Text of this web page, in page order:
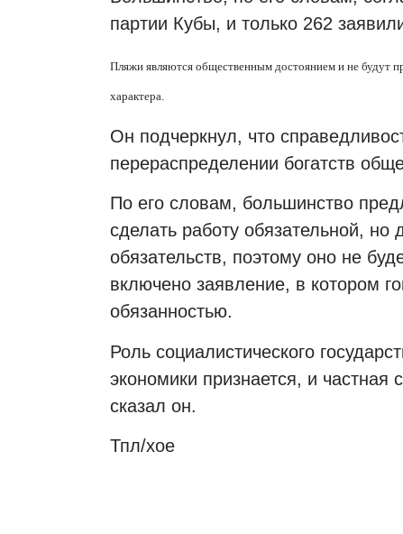
партии Кубы, и только 262
Пляжи являются общественным достоянием и не будут
характера.
Он подчеркнул, что
перераспределении богатств
По его словам, большинство
сделать работу обязательной, но
обязательств, поэтому оно не
включено заявление, в котором
обязанностью.
Роль социалистического
экономики признается, и частная
сказал он.
Тпл/хое